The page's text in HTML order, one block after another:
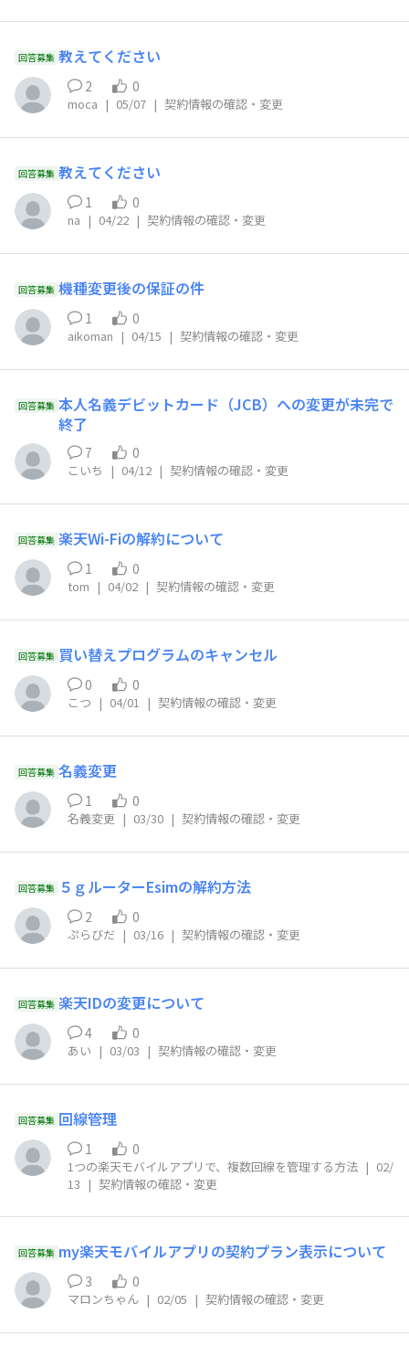
回答募集 教えてください
2 0
moca | 05/07 | 契約情報の確認・変更
回答募集 教えてください
1 0
na | 04/22 | 契約情報の確認・変更
回答募集 機種変更後の保証の件
1 0
aikoman | 04/15 | 契約情報の確認・変更
回答募集 本人名義デビットカード（JCB）への変更が未完で
終了
7 0
こいち | 04/12 | 契約情報の確認・変更
回答募集 楽天Wi-Fiの解約について
1 0
tom | 04/02 | 契約情報の確認・変更
回答募集 買い替えプログラムのキャンセル
0 0
こつ | 04/01 | 契約情報の確認・変更
回答募集 名義変更
1 0
名義変更 | 03/30 | 契約情報の確認・変更
回答募集 ５ｇルーターEsimの解約方法
2 0
ぷらびだ | 03/16 | 契約情報の確認・変更
回答募集 楽天IDの変更について
4 0
あい | 03/03 | 契約情報の確認・変更
回答募集 回線管理
1 0
1つの楽天モバイルアプリで、複数回線を管理する方法 | 02/
13 | 契約情報の確認・変更
回答募集 my楽天モバイルアプリの契約プラン表示について
3 0
マロンちゃん | 02/05 | 契約情報の確認・変更